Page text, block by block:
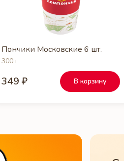
Пончики Московские 6 шт.
300 г
349 ₽ В корзину